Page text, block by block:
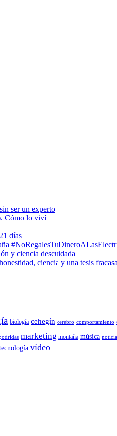
ser un experto
Cómo lo viví
días
y ciencia descuidada
ciencia y una tesis
biología cehegín cerebro comportamiento
marketing montaña música
tecnología vídeo